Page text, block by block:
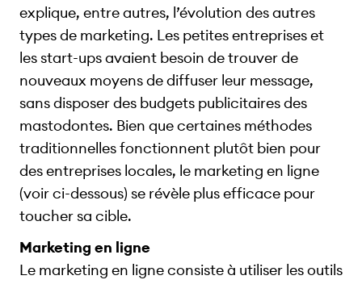
explique, entre autres, l’évolution des autres
types de marketing. Les petites entreprises et
les start-ups avaient besoin de trouver de
nouveaux moyens de diffuser leur message,
sans disposer des budgets publicitaires des
mastodontes. Bien que certaines méthodes
traditionnelles fonctionnent plutôt bien pour
des entreprises locales, le marketing en ligne
(voir ci-dessous) se révèle plus efficace pour
toucher sa cible.
Marketing en ligne
Le marketing en ligne consiste à utiliser les outils